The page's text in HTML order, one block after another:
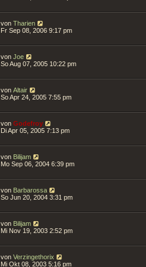
von Tharien
Fr Sep 08, 2006 9:17 pm
von Joe
So Aug 07, 2005 10:22 pm
von Altair
So Apr 24, 2005 7:55 pm
von Godefroy
Di Apr 05, 2005 7:13 pm
von Bilijam
Mo Sep 06, 2004 6:39 pm
von Barbarossa
So Jun 20, 2004 3:31 pm
von Bilijam
Mi Nov 19, 2003 2:52 pm
von Verzingethorix
Mi Okt 08, 2003 5:16 pm